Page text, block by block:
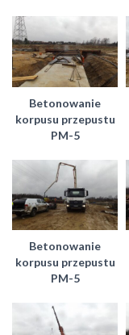
Betonowanie
korpusu przepustu
PM-5
Betonowanie
korpusu przepustu
PM-5